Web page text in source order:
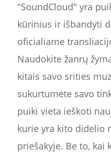
"SoundCloud" yra
kūrinius ir išbandyti
oficialiame
Naudokite žanrų
kitais savo srities
sukurtumėte savo
puiki vieta ieškoti
kurie yra kito didelio
priešakyje. Be to, kai